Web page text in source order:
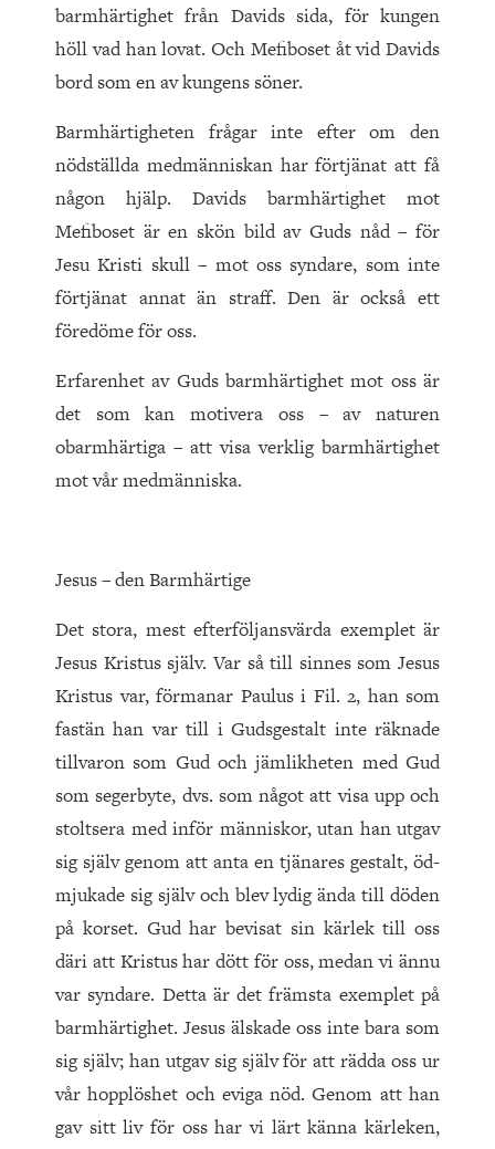
barmhärtighet från Davids sida, för kungen
höll vad han lovat. Och Mefiboset åt vid Davids
bord som en av kungens söner.
Barmhärtigheten frågar inte efter om den
nödställda medmänniskan har förtjänat att få
någon hjälp. Davids barmhärtighet mot
Mefiboset är en skön bild av Guds nåd – för
Jesu Kristi skull – mot oss syndare, som inte
förtjänat annat än straff. Den är också ett
föredöme för oss.
Erfarenhet av Guds barmhärtighet mot oss är
det som kan motivera oss – av naturen
obarmhärtiga – att visa verklig barmhärtighet
mot vår medmänniska.
Jesus – den Barmhärtige
Det stora, mest efterföljansvärda exemplet är
Jesus Kristus själv. Var så till sinnes som Jesus
Kristus var, förmanar Paulus i Fil. 2, han som
fastän han var till i Gudsgestalt inte räknade
tillvaron som Gud och jämlikheten med Gud
som segerbyte, dvs. som något att visa upp och
stoltsera med inför människor, utan han utgav
sig själv genom att anta en tjänares gestalt, öd­
mju­ka­de sig själv och blev lydig ända till döden
på korset. Gud har bevisat sin kärlek till oss
däri att Kristus har dött för oss, medan vi ännu
var syndare. Detta är det främsta exemplet på
barmhärtighet. Jesus älskade oss inte bara som
sig själv; han utgav sig själv för att rädda oss ur
vår hopplöshet och eviga nöd. Genom att han
gav sitt liv för oss har vi lärt känna kärleken,